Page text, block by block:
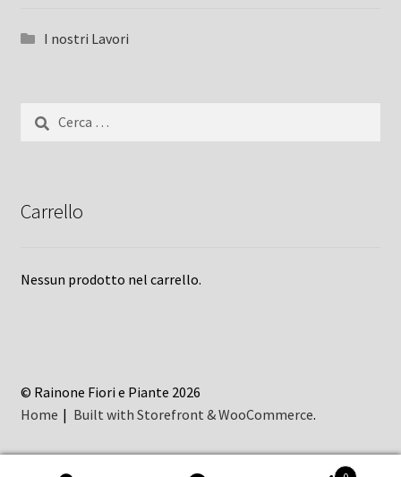
I nostri Lavori
per:
Carrello
Nessun prodotto nel carrello.
© Rainone Fiori e Piante 2026
Home
Built with Storefront & WooCommerce.